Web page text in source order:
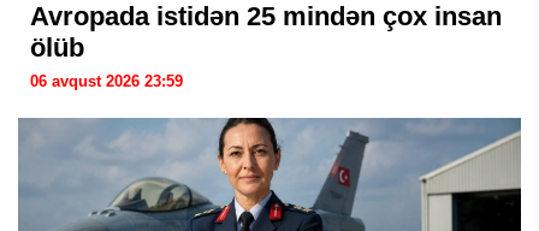
Avropada istidən 25 mindən çox insan
ölüb
06 avqust 2026 23:59